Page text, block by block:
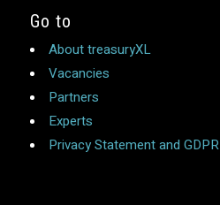
Go to
About treasuryXL
Vacancies
Partners
Experts
Privacy Statement and GDPR